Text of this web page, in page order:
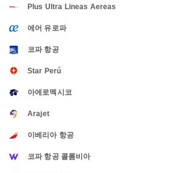
Plus Ultra Lineas Aereas
에어 유로파
코파 항공
Star Perú
아에로멕시코
Arajet
이베리아 항공
코파 항공 콜롬비아